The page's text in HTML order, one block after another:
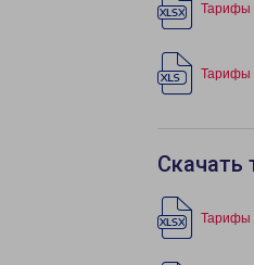
Тарифы
Тарифы
Скачать
Тарифы